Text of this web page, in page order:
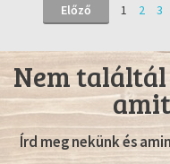
Előző 1 2 3
Nem
Írd meg nekünk és